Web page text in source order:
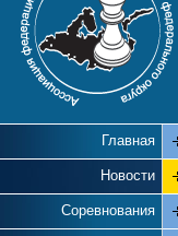
Главная
Новости
Соревнования